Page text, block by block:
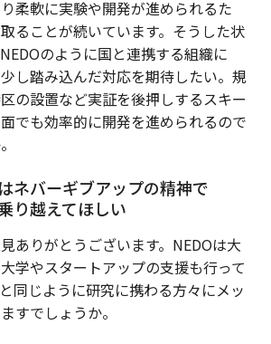
柔軟に実験や開発が進められるた
ることが続いています。そうした状
のように国と連携する組織に
し踏み込んだ対応を期待したい。規
の設置など実証を後押しするスキー
でも効率的に開発を進められるので
ネバーギブアップの精神で
り越えてほしい
ありがとうございます。NEDOは大
学やスタートアップの支援も行って
同じように研究に携わる方々にメッ
すでしょうか。